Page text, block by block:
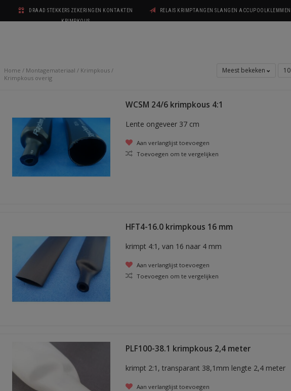
DRAAD STEKKERS ZEKERINGEN KONTAKTEN
KRIMPKOUS
RELAIS KRIMPTANGEN SLANGEN ACCUPOOLKLEMMEN
Home / Montagemateriaal / Krimpkous /
Krimpkous overig
Meest bekeken 10
WCSM 24/6 krimpkous 4:1
Lente ongeveer 37 cm
Aan verlanglijst toevoegen
Toevoegen om te vergelijken
HFT4-16.0 krimpkous 16 mm
krimpt 4:1, van 16 naar 4 mm
Aan verlanglijst toevoegen
Toevoegen om te vergelijken
PLF100-38.1 krimpkous 2,4 meter
krimpt 2:1, transparant 38,1mm lengte 2,4 meter
Aan verlanglijst toevoegen